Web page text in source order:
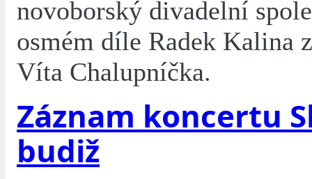
novoborský divadelní
osmém díle Radek Kalina
Víta Chalupníčka.
Záznam koncertu
budiž